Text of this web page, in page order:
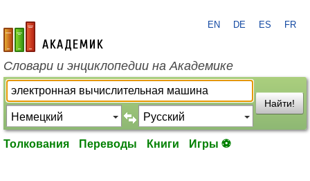
academic.ru
EN DE ES FR
Словари и энциклопедии на Академике
Найти!
Толкования Переводы Книги Игры ⚽